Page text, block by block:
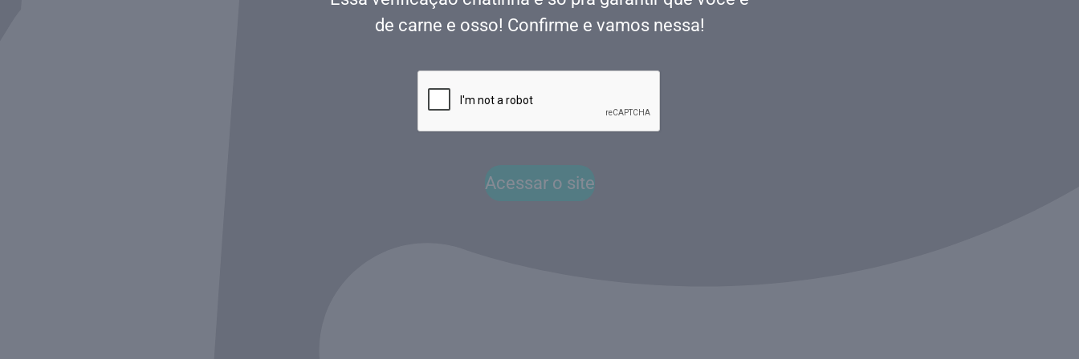
de carne e osso! Confirme e vamos nessa!
Acessar o site